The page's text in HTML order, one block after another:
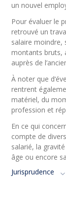
un nouvel
Pour évaluer le
retrouvé un
salaire moindre,
montants bruts,
auprès de
À noter que
rentrent
matériel, du
profession et
En ce qui
compte de
salarié, la
âge ou encore
Jurisprudence